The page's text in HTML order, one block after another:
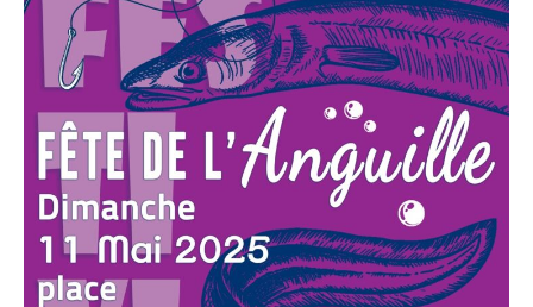
&
Culture